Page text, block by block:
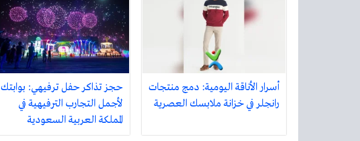
أسرار الأناقة اليومية: دمج منتجات
رانجلر في خزانة ملابسك العصرية
حجز تذاكر حفل ترفيهي: بوابتك
لأجمل التجارب الترفيهية في
المملكة العربية السعودية